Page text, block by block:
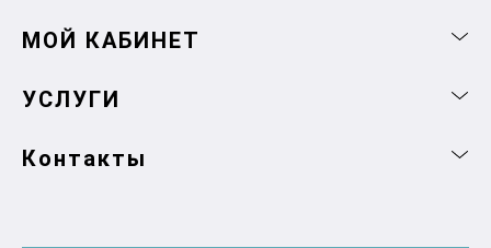
МОЙ КАБИНЕТ
УСЛУГИ
Контакты